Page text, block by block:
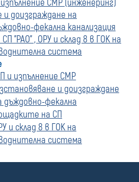
СМР (инженеринг)
доизграждане на
фекална канализация
"РАО" , ОРУ и склад 8 в ГОК на
система
и изпълнение СМР
и доизграждане
фекална
на СП
и склад 8 в ГОК на
система